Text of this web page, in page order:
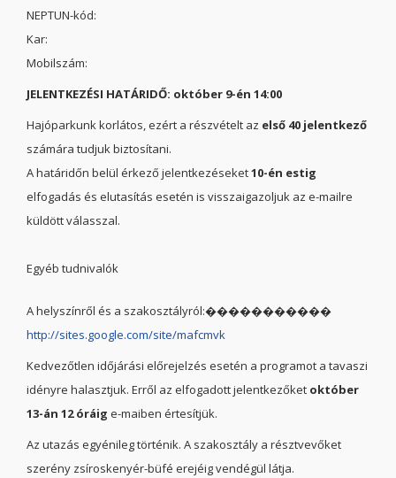
NEPTUN-kód:
Kar:
Mobilszám:
JELENTKEZÉSI HATÁRIDŐ: október 9-én 14:00
Hajóparkunk korlátos, ezért a részvételt az első 40 jelentkező
számára tudjuk biztosítani.
A határidőn belül érkező jelentkezéseket10-én estig
elfogadás és elutasítás esetén is visszaigazoljuk az e-mailre
küldött válasszal.
Egyéb tudnivalók
A helyszínről és a szakosztályról:�����������
http://sites.google.com/site/mafcmvk
Kedvezőtlen időjárási előrejelzés esetén a programot a tavaszi
idényre halasztjuk. Erről az elfogadott jelentkezőket október
13-án 12 óráig e-maiben értesítjük.
Az utazás egyénileg történik. A szakosztály a résztvevőket
szerény zsíroskenyér-büfé erejéig vendégül látja.